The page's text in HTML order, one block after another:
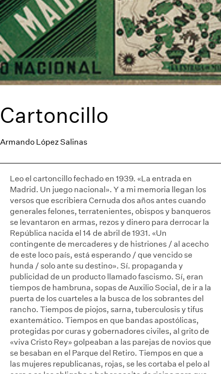
Cartoncillo
Armando López Salinas
Leo el cartoncillo fechado en 1939. «La entrada en
Madrid. Un juego nacional». Y a mi memoria llegan los
versos que escribiera Cernuda dos años antes cuando
generales felones, terratenientes, obispos y banqueros
se levantaron en armas, rezos y dinero para derrocar la
República nacida el 14 de abril de 1931. «Un
contingente de mercaderes y de histriones / al acecho
de este loco país, está esperando / que vencido se
hunda / solo ante su destino». Sí. propaganda y
publicidad de un producto llamado fascismo. Sí, eran
tiempos de hambruna, sopas de Auxilio Social, de ir a la
puerta de los cuarteles a la busca de los sobrantes del
rancho. Tiempos de piojos, sarna, tuberculosis y tifus
exantemático. Tiempos en que bandas apostólicas,
protegidas por curas y gobernadores civiles, al grito de
«viva Cristo Rey» golpeaban a las parejas de novios que
se besaban en el Parque del Retiro. Tiempos en que a
las mujeres republicanas, rojas, se les cortaba el pelo al